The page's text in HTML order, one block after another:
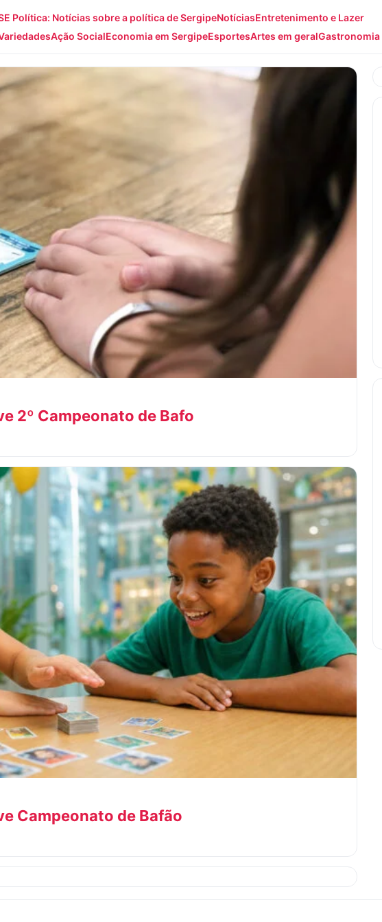
Política: Notícias sobre a política de SergipeNotíciasEntretenimento e Lazer
Ação SocialEconomia em SergipeEsportesArtes em geralGastronomia
2º Campeonato de Bafo
Campeonato de Bafão